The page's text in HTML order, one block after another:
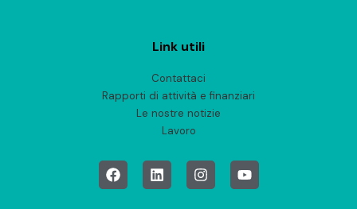
Link utili
Contattaci
Rapporti di attività e finanziari
Le nostre notizie
Lavoro